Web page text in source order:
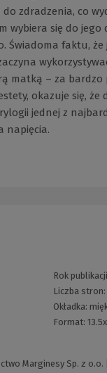
zdradzenia, co
wybiera się do
Świadoma faktu,
matką – za
okazuje się,
jednej z
napięcia.
Rok
Liczba
Okładka:
Format:
Marginesy Sp. z